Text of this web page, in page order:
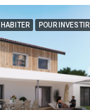
HABITER POUR INVESTIR